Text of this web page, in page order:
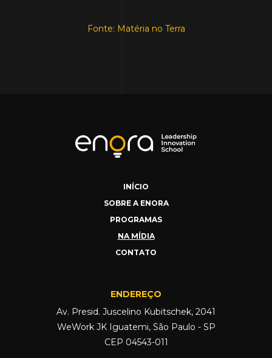
Fonte: Matéria no Terra
INÍCIO
SOBRE A ENORA
PROGRAMAS
NA MÍDIA
CONTATO
ENDEREÇO
Av. Presid. Juscelino Kubitschek, 2041
WeWork JK Iguatemi, São Paulo - SP
CEP 04543-011